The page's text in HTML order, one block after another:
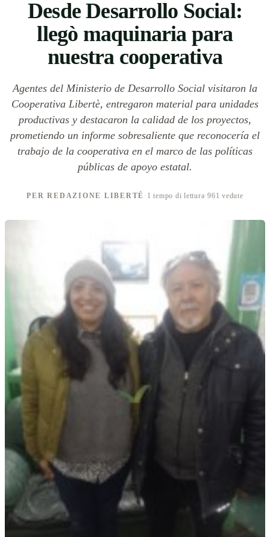
Desde Desarrollo Social:
llegò maquinaria para
nuestra cooperativa
Agentes del Ministerio de Desarrollo Social visitaron la
Cooperativa Libertè, entregaron material para unidades
productivas y destacaron la calidad de los proyectos,
prometiendo un informe sobresaliente que reconocería el
trabajo de la cooperativa en el marco de las políticas
públicas de apoyo estatal.
PER REDAZIONE LIBERTÉ · 1 tempo di lettura·961 vedute